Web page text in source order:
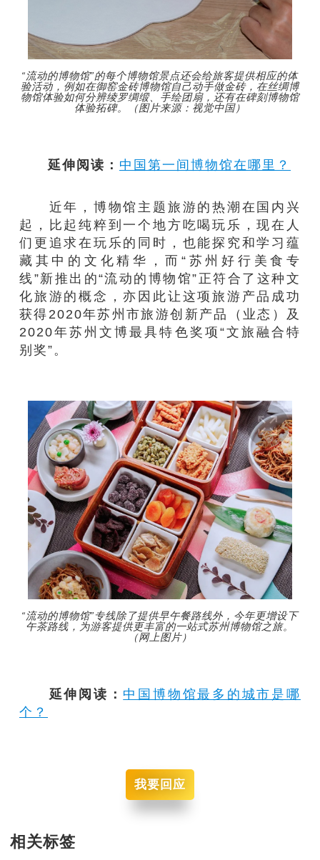
“流动的博物馆”的每个博物馆景点还会给旅客提供相应的体
验活动，例如在御窑金砖博物馆自己动手做金砖，在丝绸博
物馆体验如何分辨绫罗绸缎、手绘团扇，还有在碑刻博物馆
体验拓碑。（图片来源：视觉中国）
延伸阅读： 中国第一间博物馆在哪里？
近年，博物馆主题旅游的热潮在国内兴
起，比起纯粹到一个地方吃喝玩乐，现在人
们更追求在玩乐的同时，也能探究和学习蕴
藏其中的文化精华，而“苏州好行美食专
线”新推出的“流动的博物馆”正符合了这种文
化旅游的概念，亦因此让这项旅游产品成功
获得2020年苏州市旅游创新产品（业态）及
2020年苏州文博最具特色奖项“文旅融合特
别奖”。
“流动的博物馆”专线除了提供早午餐路线外，今年更增设下
午茶路线，为游客提供更丰富的一站式苏州博物馆之旅。
（网上图片）
延伸阅读： 中国博物馆最多的城市是哪
个？
我要回应
相关标签